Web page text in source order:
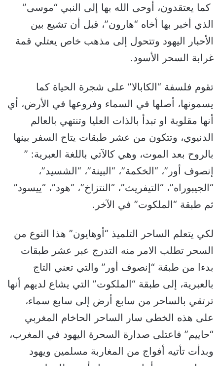
كما يعتقدون، أوحى الله بها إلى النبي “موسى”
الذي أخبر بها أخاه “هارون”، قبل أن تشيع بين
الأحبار اليهود وتتحول إلى مذهب خاص يعتلي قمة
غرابة السحر الأسود.
تقوم فلسفة “الكابالا” على شجرة الحياة كما
يسمونها، أصلها في السماء وفروعها في الأرض، أي
أنها مقلوبة او تبدأ بالذات العليا وتنتهي بالعالم
الدنيوي، وتتكون من عشر طبقات يتاح السفر بينها
بالروح بعد الموت، وهي كالآتي باللغة العبرية: ”
إنصوف أور”، “الخكمة”، “البينة”، “الشسيد”،
“الجيبوراه”، “التيفريث”، “النتزاخ”، “هود”، “ييسود”
ثم طبقة “الملكوت” في الآخر.
لكي يتعلم الساحر التلميذ “أوهايون” هذا النوع من
السحر تطلب الامر منه التدرج عبر عشر طبقات
بدءا من طبقة “إنصوف أور” والتي تعني التاج
بالعبرية، إلى طبقة “الملكوت” التي يشاع لديهم أنها
ترتقي بالساحر من سابع أرض إلى سابع سماء،
على هذه الخطى سار الساحر الحاخام المغربي
“حاييم” فاعتلى صدارة السحرة اليهود في المغرب،
وبدأت تأتيه أفواج من المغاربة مسلمين ويهود